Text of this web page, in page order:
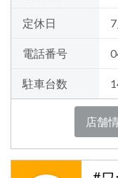
定休日
電話番号
駐車台数
店舗